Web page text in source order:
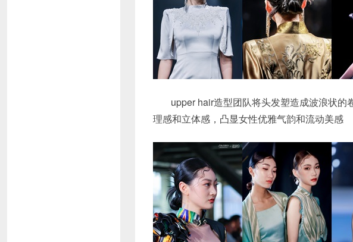
upper hair造型团队将头发塑造成波浪状
理感和立体感，凸显女性优雅气韵和流动美感